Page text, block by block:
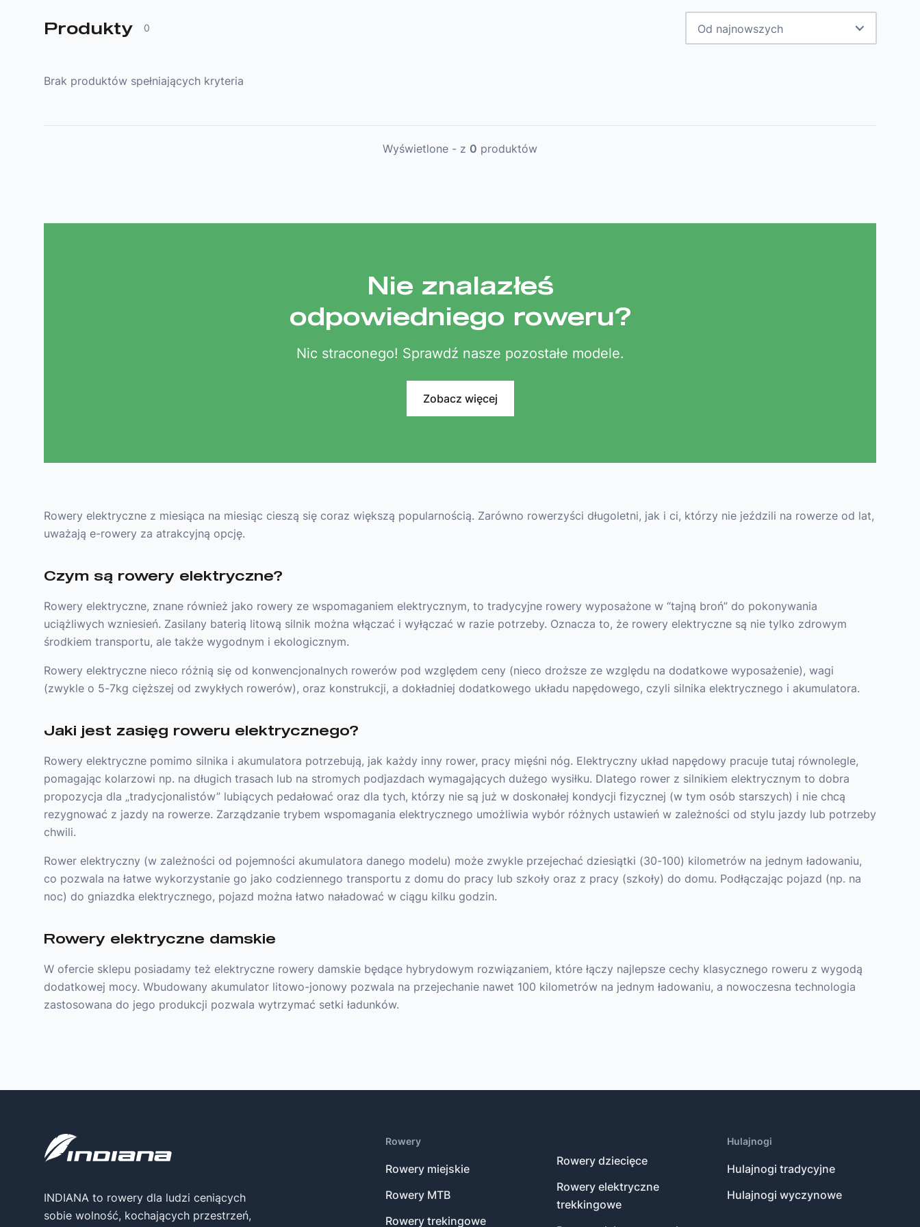
Produkty 0 Od najnowszych
Brak produktów spełniających kryteria
Wyświetlone - z 0 produktów
Nie znalazłeś
odpowiedniego roweru?
Nic straconego! Sprawdź nasze pozostałe modele.
Zobacz więcej
Rowery elektryczne z miesiąca na miesiąc cieszą się coraz większą popularnością. Zarówno rowerzyści długoletni, jak i ci, którzy nie jeździli na rowerze od lat,
uważają e-rowery za atrakcyjną opcję.
Czym są rowery elektryczne?
Rowery elektryczne, znane również jako rowery ze wspomaganiem elektrycznym, to tradycyjne rowery wyposażone w “tajną broń” do pokonywania
uciążliwych wzniesień. Zasilany baterią litową silnik można włączać i wyłączać w razie potrzeby. Oznacza to, że rowery elektryczne są nie tylko zdrowym
środkiem transportu, ale także wygodnym i ekologicznym.
Rowery elektryczne nieco różnią się od konwencjonalnych rowerów pod względem ceny (nieco droższe ze względu na dodatkowe wyposażenie), wagi
(zwykle o 5-7kg cięższej od zwykłych rowerów), oraz konstrukcji, a dokładniej dodatkowego układu napędowego, czyli silnika elektrycznego i akumulatora.
Jaki jest zasięg roweru elektrycznego?
Rowery elektryczne pomimo silnika i akumulatora potrzebują, jak każdy inny rower, pracy mięśni nóg. Elektryczny układ napędowy pracuje tutaj równolegle,
pomagając kolarzowi np. na długich trasach lub na stromych podjazdach wymagających dużego wysiłku. Dlatego rower z silnikiem elektrycznym to dobra
propozycja dla „tradycjonalistów” lubiących pedałować oraz dla tych, którzy nie są już w doskonałej kondycji fizycznej (w tym osób starszych) i nie chcą
rezygnować z jazdy na rowerze. Zarządzanie trybem wspomagania elektrycznego umożliwia wybór różnych ustawień w zależności od stylu jazdy lub potrzeby
chwili.
Rower elektryczny (w zależności od pojemności akumulatora danego modelu) może zwykle przejechać dziesiątki (30-100) kilometrów na jednym ładowaniu,
co pozwala na łatwe wykorzystanie go jako codziennego transportu z domu do pracy lub szkoły oraz z pracy (szkoły) do domu. Podłączając pojazd (np. na
noc) do gniazdka elektrycznego, pojazd można łatwo naładować w ciągu kilku godzin.
Rowery elektryczne damskie
W ofercie sklepu posiadamy też elektryczne rowery damskie będące hybrydowym rozwiązaniem, które łączy najlepsze cechy klasycznego roweru z wygodą
dodatkowej mocy. Wbudowany akumulator litowo-jonowy pozwala na przejechanie nawet 100 kilometrów na jednym ładowaniu, a nowoczesna technologia
zastosowana do jego produkcji pozwala wytrzymać setki ładunków.
INDIANA to rowery dla ludzi ceniących
sobie wolność, kochających przestrzeń,
Rowery
Rowery miejskie
Rowery MTB
Rowery trekingowe
Rowery dziecięce
Rowery elektryczne
trekkingowe
Hulajnogi
Hulajnogi tradycyjne
Hulajnogi wyczynowe